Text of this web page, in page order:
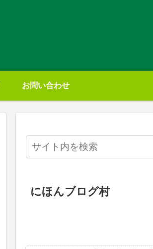
お問い合わせ
にほんブログ村